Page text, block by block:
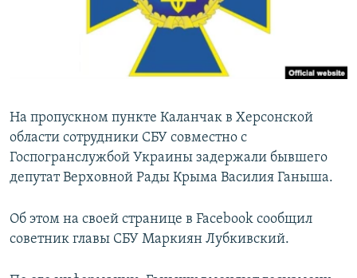
ПОБЕДИТЕЛЕЙ НЕ СУДЯТ?
ПРИСОЕДИНЯЙТЕСЬ!
Все сайты RFE/RL
На пропускном пункте Каланчак в Херсонской
области сотрудники СБУ совместно с
Госпогранслужбой Украины задержали бывшего
депутат Верховной Рады Крыма Василия Ганыша.
Об этом на своей странице в Facebook сообщил
советник главы СБУ Маркиян Лубкивский.